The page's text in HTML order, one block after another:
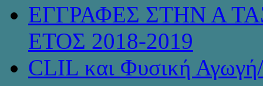
ΕΓΓΡΑΦΕΣ ΣΤΗΝ Α
ΕΤΟΣ 2018-2019
CLIL και Φυσική